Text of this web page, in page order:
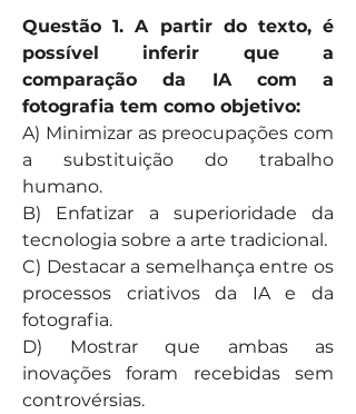
Questão 1. A partir do texto, é
possível inferir que a
comparação da IA com a
fotografia tem como objetivo:
A) Minimizar as preocupações com
a substituição do trabalho
humano.
B) Enfatizar a superioridade da
tecnologia sobre a arte tradicional.
C) Destacar a semelhança entre os
processos criativos da IA e da
fotografia.
D) Mostrar que ambas as
inovações foram recebidas sem
controvérsias.